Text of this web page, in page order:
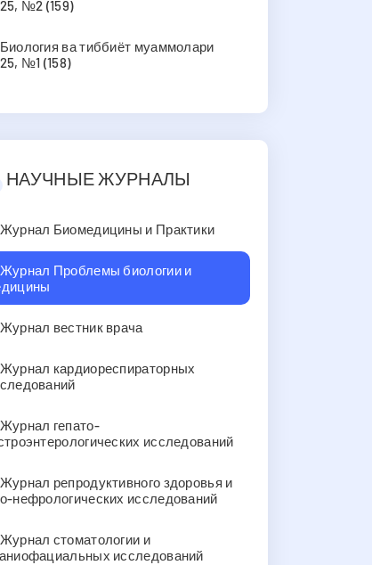
№2 (159)
Биология ва тиббиёт муаммолари
№1 (158)
НАУЧНЫЕ ЖУРНАЛЫ
Журнал Биомедицины и Практики
Журнал Проблемы биологии и
Журнал вестник врача
Журнал кардиореспираторных
Журнал гепато-
исследований
Журнал репродуктивного здоровья и
нефрологических исследований
Журнал стоматологии и
исследований